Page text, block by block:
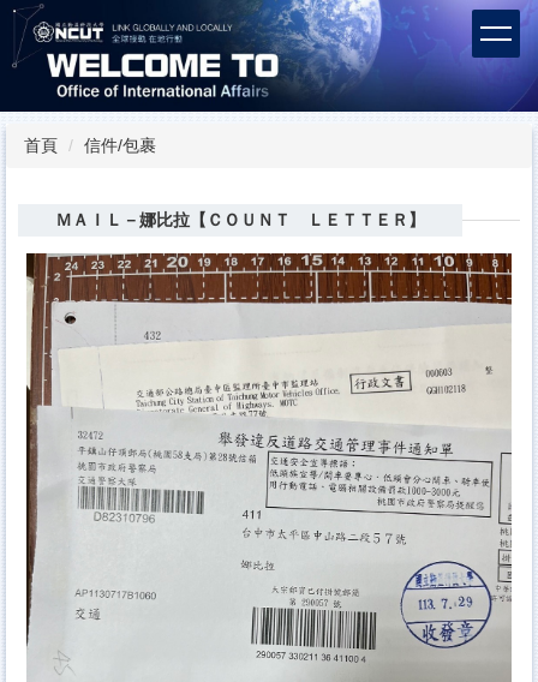
跳
到
主
內
容首頁 信件/包裹
ＭＡＩＬ－娜比拉【ＣＯＵＮＴ ＬＥＴＴＥＲ】